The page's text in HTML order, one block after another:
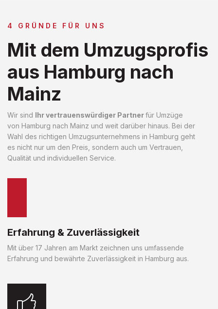
4 GRÜNDE FÜR UNS
Mit dem Umzugsprofis
aus Hamburg nach
Mainz
Wir sind Ihr vertrauenswürdiger Partnerfür Umzüge
von Hamburg nach Mainz und weit darüber hinaus. Bei der
Wahl des richtigen Umzugsunternehmens in Hamburg geht
es nicht nur um den Preis, sondern auch um Vertrauen,
Qualität und individuellen Service.
Erfahrung & Zuverlässigkeit
Mit über 17 Jahren am Markt zeichnen uns umfassende
Erfahrung und bewährte Zuverlässigkeit in Hamburg aus.